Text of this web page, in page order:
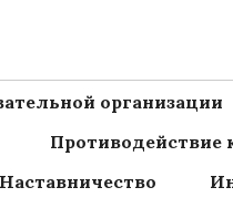
организации
Противодействие
Наставничество